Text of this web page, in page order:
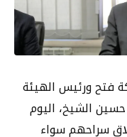
فتح ورئيس الهيئة
حسين الشيخ، اليوم
سراحهم سواء